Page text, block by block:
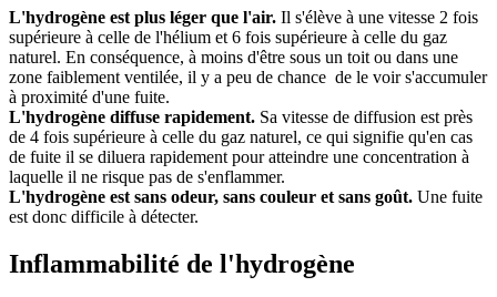
L'hydrogène est plus léger que l'air. Il s'élève à une vitesse 2 fois
supérieure à celle de l'hélium et 6 fois supérieure à celle du gaz
naturel. En conséquence, à moins d'être sous un toit ou dans une
zone faiblement ventilée, il y a peu de chance de le voir s'accumuler
à proximité d'une fuite.
L'hydrogène diffuse rapidement. Sa vitesse de diffusion est près
de 4 fois supérieure à celle du gaz naturel, ce qui signifie qu'en cas
de fuite il se diluera rapidement pour atteindre une concentration à
laquelle il ne risque pas de s'enflammer.
L'hydrogène est sans odeur, sans couleur et sans goût. Une fuite
est donc difficile à détecter.
Inflammabilité de l'hydrogène